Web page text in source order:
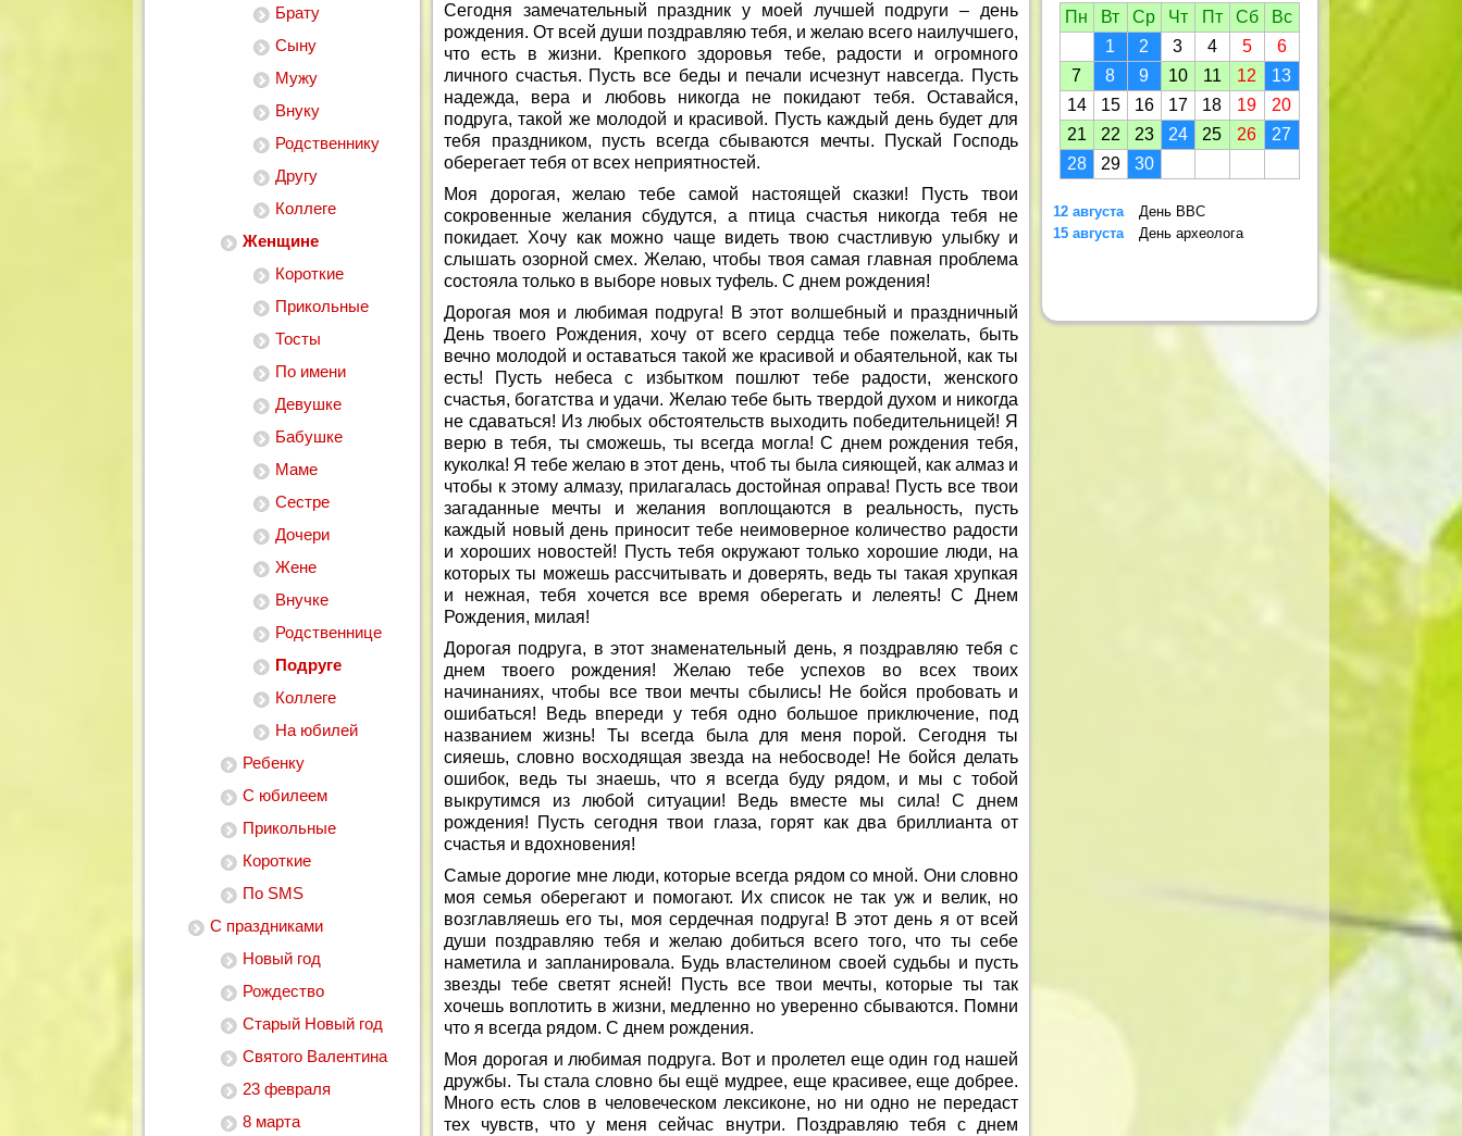
Брату
Сыну
Мужу
Внуку
Родственнику
Другу
Коллеге
Женщине
Короткие
Прикольные
Тосты
По имени
Девушке
Бабушке
Маме
Сестре
Дочери
Жене
Внучке
Родственнице
Подруге
Коллеге
На юбилей
Ребенку
С юбилеем
Прикольные
Короткие
По SMS
С праздниками
Новый год
Рождество
Старый Новый год
Святого Валентина
23 февраля
8 марта
Сегодня замечательный праздник у моей лучшей подруги – день
рождения. От всей души поздравляю тебя, и желаю всего наилучшего,
что есть в жизни. Крепкого здоровья тебе, радости и огромного
личного счастья. Пусть все беды и печали исчезнут навсегда. Пусть
надежда, вера и любовь никогда не покидают тебя. Оставайся,
подруга, такой же молодой и красивой. Пусть каждый день будет для
тебя праздником, пусть всегда сбываются мечты. Пускай Господь
оберегает тебя от всех неприятностей.
Моя дорогая, желаю тебе самой настоящей сказки! Пусть твои
сокровенные желания сбудутся, а птица счастья никогда тебя не
покидает. Хочу как можно чаще видеть твою счастливую улыбку и
слышать озорной смех. Желаю, чтобы твоя самая главная проблема
состояла только в выборе новых туфель. С днем рождения!
Дорогая моя и любимая подруга! В этот волшебный и праздничный
День твоего Рождения, хочу от всего сердца тебе пожелать, быть
вечно молодой и оставаться такой же красивой и обаятельной, как ты
есть! Пусть небеса с избытком пошлют тебе радости, женского
счастья, богатства и удачи. Желаю тебе быть твердой духом и никогда
не сдаваться! Из любых обстоятельств выходить победительницей! Я
верю в тебя, ты сможешь, ты всегда могла! С днем рождения тебя,
куколка! Я тебе желаю в этот день, чтоб ты была сияющей, как алмаз и
чтобы к этому алмазу, прилагалась достойная оправа! Пусть все твои
загаданные мечты и желания воплощаются в реальность, пусть
каждый новый день приносит тебе неимоверное количество радости
и хороших новостей! Пусть тебя окружают только хорошие люди, на
которых ты можешь рассчитывать и доверять, ведь ты такая хрупкая
и нежная, тебя хочется все время оберегать и лелеять! С Днем
Рождения, милая!
Дорогая подруга, в этот знаменательный день, я поздравляю тебя с
днем твоего рождения! Желаю тебе успехов во всех твоих
начинаниях, чтобы все твои мечты сбылись! Не бойся пробовать и
ошибаться! Ведь впереди у тебя одно большое приключение, под
названием жизнь! Ты всегда была для меня порой. Сегодня ты
сияешь, словно восходящая звезда на небосводе! Не бойся делать
ошибок, ведь ты знаешь, что я всегда буду рядом, и мы с тобой
выкрутимся из любой ситуации! Ведь вместе мы сила! С днем
рождения! Пусть сегодня твои глаза, горят как два бриллианта от
счастья и вдохновения!
Самые дорогие мне люди, которые всегда рядом со мной. Они словно
моя семья оберегают и помогают. Их список не так уж и велик, но
возглавляешь его ты, моя сердечная подруга! В этот день я от всей
души поздравляю тебя и желаю добиться всего того, что ты себе
наметила и запланировала. Будь властелином своей судьбы и пусть
звезды тебе светят ясней! Пусть все твои мечты, которые ты так
хочешь воплотить в жизни, медленно но уверенно сбываются. Помни
что я всегда рядом. С днем рождения.
Моя дорогая и любимая подруга. Вот и пролетел еще один год нашей
дружбы. Ты стала словно бы ещё мудрее, еще красивее, еще добрее.
Много есть слов в человеческом лексиконе, но ни одно не передаст
тех чувств, что у меня сейчас внутри. Поздравляю тебя с днем
Пн
Вт Ср Чт Пт Сб
Вс
1
2 3 4 5
6
7
8 9 10 11 12
13
14
15 16 17 18 19
20
21
22 23 24 25 26
27
28
29 30
12 августа
День ВВС
15 августа
День археолога